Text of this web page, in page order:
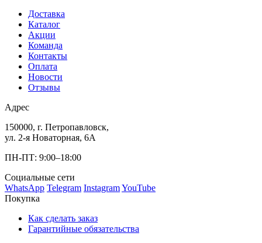
Доставка
Каталог
Акции
Команда
Контакты
Оплата
Новости
Отзывы
Адрес
150000, г. Петропавловск,
ул. 2-я Новаторная, 6А
ПН-ПТ: 9:00–18:00
Социальные сети
WhatsApp Telegram InstagramYouTube
Покупка
Как сделать заказ
Гарантийные обязательства